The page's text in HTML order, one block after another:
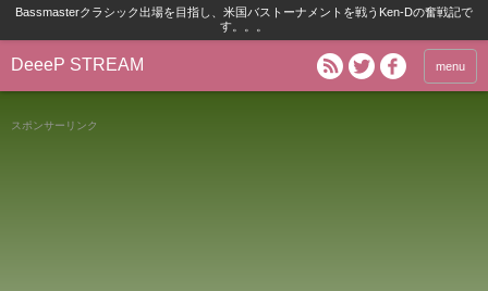
Bassmasterクラシック出場を目指し、米国バストーナメントを戦うKen-Dの奮戦記で
す。。。
DeeeP STREAM menu
スポンサーリンク